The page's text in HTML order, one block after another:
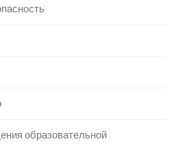
образовательной